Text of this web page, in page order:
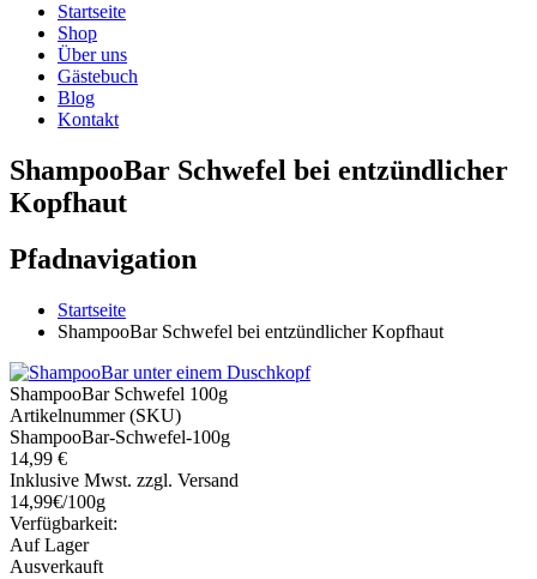
Startseite
Shop
Über uns
Gästebuch
Blog
Kontakt
ShampooBar Schwefel bei entzündlicher
Kopfhaut
Pfadnavigation
Startseite
ShampooBar Schwefel bei entzündlicher Kopfhaut
ShampooBar Schwefel 100g
Artikelnummer (SKU)
ShampooBar-Schwefel-100g
14,99 €
Inklusive Mwst. zzgl. Versand
14,99€/100g
Verfügbarkeit:
Auf Lager
Ausverkauft